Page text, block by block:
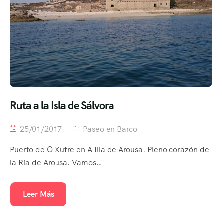
Ruta a la Isla de Sálvora
25/01/2017
Paseo en Barco
Puerto de O Xufre en A Illa de Arousa. Pleno corazón de
la Ría de Arousa. Vamos…
Leer Más